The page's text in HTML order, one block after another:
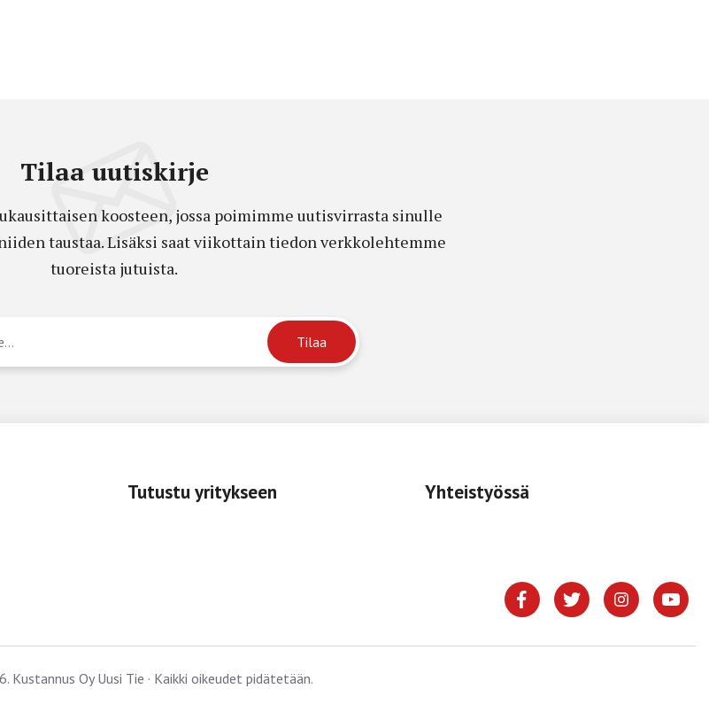
Tilaa uutiskirje
koosteen, jossa poimimme uutisvirrasta sinulle
taustaa. Lisäksi saat viikottain tiedon verkkolehtemme
tuoreista jutuista.
Tutustu yritykseen Yhteistyössä
Kustannus Oy Uusi Tie · Kaikki oikeudet pidätetään.